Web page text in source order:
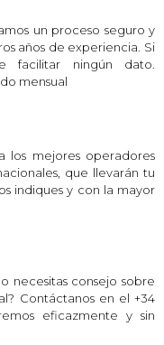
un proceso seguro y
años de experiencia. Si
ningún dato.
mensual
los mejores operadores
que llevarán tu
indiques y con la mayor
necesitas consejo sobre
Contáctanos en el +34
eficazmente y sin